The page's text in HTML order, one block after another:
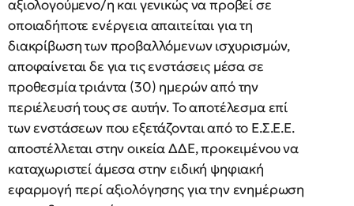
αξιολογούμενο/η και γενικώς να προβεί σε
οποιαδήποτε ενέργεια απαιτείται για τη
διακρίβωση των προβαλλόμενων ισχυρισμών,
αποφαίνεται δε για τις ενστάσεις μέσα σε
προθεσμία τριάντα (30) ημερών από την
περιέλευσή τους σε αυτήν. Το αποτέλεσμα επί
των ενστάσεων που εξετάζονται από το Ε.Σ.Ε.Ε.
αποστέλλεται στην οικεία ΔΔΕ, προκειμένου να
καταχωριστεί άμεσα στην ειδική ψηφιακή
εφαρμογή περί αξιολόγησης για την ενημέρωση